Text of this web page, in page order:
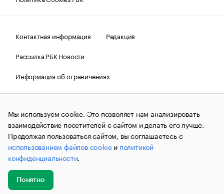
Контактная информация
Редакция
Рассылка РБК Новости
Информация об ограничениях
Правовая информация
О соблюдении авторских прав
© АО «РОСБИЗНЕСКОНСАЛТИНГ»,1995–2026.Сообщения
и материалы информационного агентства «РБК»
(зарегистрировано Федеральной службой по надзору в сфере
связи, информационных технологий и массовых
коммуникаций (Роскомнадзор) 09.12.2015 за номером ИА
№ФС77-63848) сопровождаются пометкой «РБК». Отдельные
публикации могут содержать информацию,
не предназначенную для пользователей
до 18 лет.
Мы используем cookie. Это позволяет нам анализировать
взаимодействие посетителей с сайтом и делать его лучше.
Продолжая пользоваться сайтом, вы соглашаетесь с
использованием файлов cookieи политикой
конфиденциальности.
Понятно